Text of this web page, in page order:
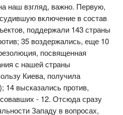
наш взгляд, важно. Первую,
включение в состав
поддержали 143 страны
35 воздержались, еще 10
посвященная
с нашей страны
Киева, получила
14 высказались против,
- 12. Отсюда сразу
Западу в вопросах,